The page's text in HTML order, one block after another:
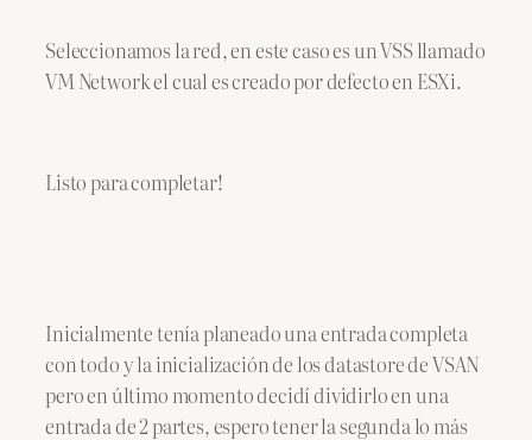
Seleccionamos la red, en este caso es un VSS llamado
VM Network el cual es creado por defecto en ESXi.
Listo para completar!
Inicialmente tenía planeado una entrada completa
con todo y la inicialización de los datastore de VSAN
pero en último momento decidí dividirlo en una
entrada de 2 partes, espero tener la segunda lo más